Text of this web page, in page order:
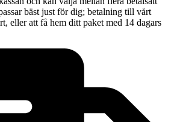
bäst just för dig; betalning till vårt
eller att få hem ditt paket med 14 dagars